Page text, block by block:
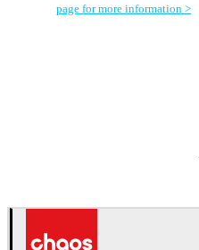
page for more information >